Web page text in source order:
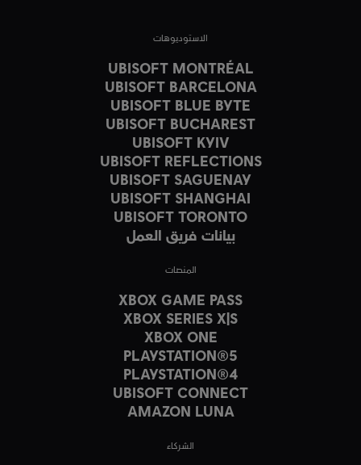
الاستوديوهات
UBISOFT MONTRÉAL
UBISOFT BARCELONA
UBISOFT BLUE BYTE
UBISOFT BUCHAREST
UBISOFT KYIV
UBISOFT REFLECTIONS
UBISOFT SAGUENAY
UBISOFT SHANGHAI
UBISOFT TORONTO
بيانات فريق العمل
المنصات
XBOX GAME PASS
XBOX SERIES X|S
XBOX ONE
PLAYSTATION®5
PLAYSTATION®4
UBISOFT CONNECT
AMAZON LUNA
الشركاء